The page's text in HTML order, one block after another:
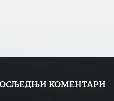
КОМЕНТАРИ